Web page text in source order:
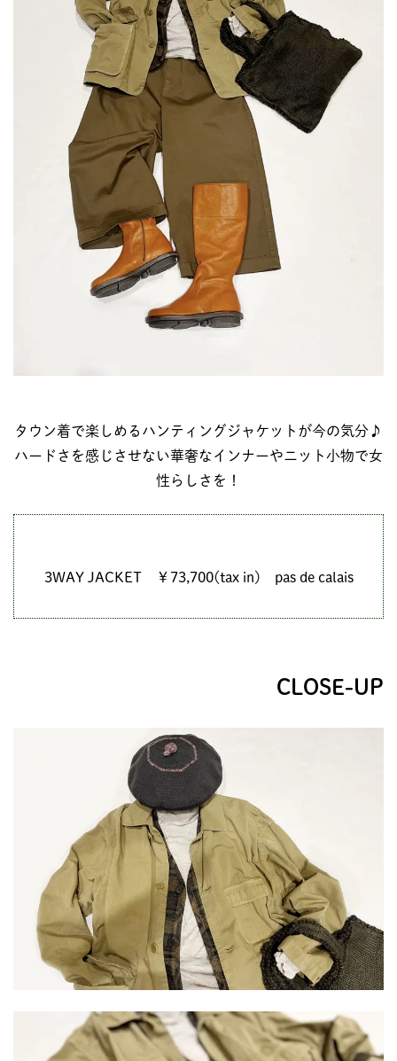
タウン着で楽しめるハンティングジャケットが今の気分♪
ハードさを感じさせない華奢なインナーやニット小物で女
性らしさを！
3WAY JACKET ￥73,700(tax in) pas de calais
CLOSE-UP